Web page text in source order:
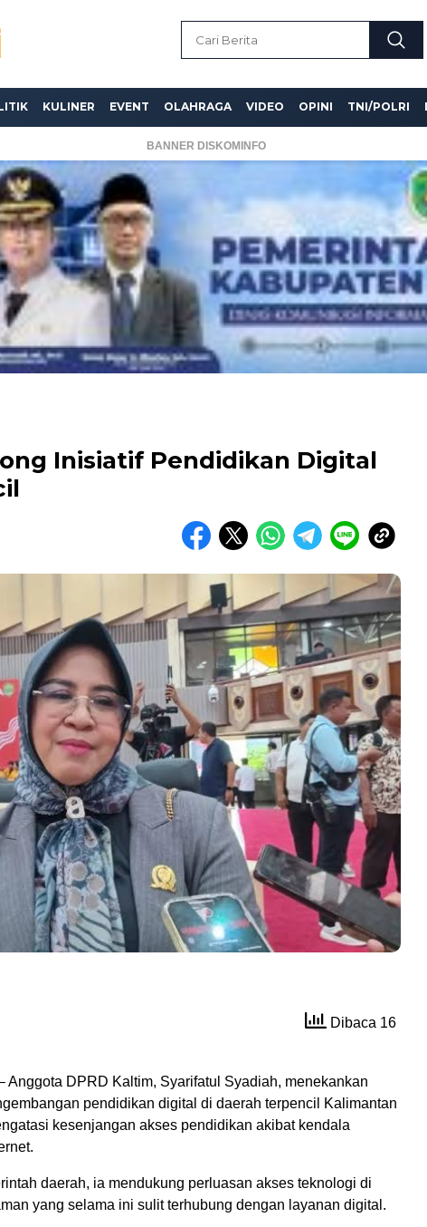
KULINER EVENT OLAHRAGA VIDEO OPINI TNI/POLRI
BANNER DISKOMINFO
Inisiatif Pendidikan Digital
Dibaca 16
Anggota DPRD Kaltim, Syarifatul Syadiah, menekankan
pendidikan digital di daerah terpencil Kalimantan
kesenjangan akses pendidikan akibat kendala
daerah, ia mendukung perluasan akses teknologi di
yang selama ini sulit terhubung dengan layanan digital.